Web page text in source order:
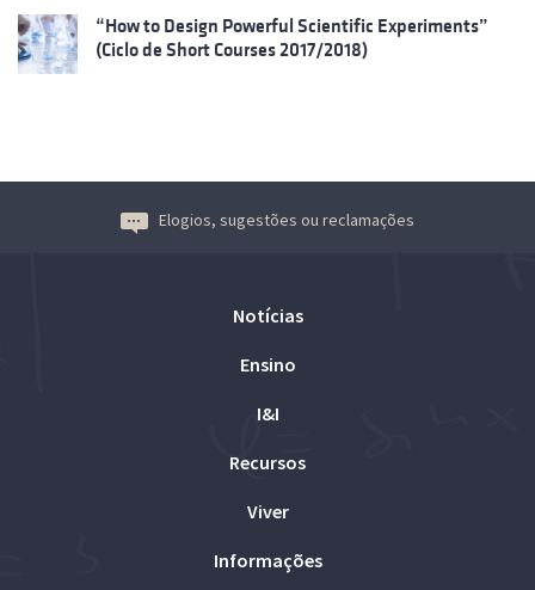
“How to Design Powerful Scientific Experiments”
(Ciclo de Short Courses 2017/2018)
Elogios, sugestões ou reclamações
Notícias
Ensino
I&I
Recursos
Viver
Informações